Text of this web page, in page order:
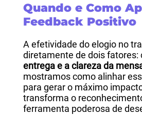
Quando e Como
Feedback Positivo
A efetividade do elogio no
diretamente de dois fatores:
entrega e a clareza da
mostramos como alinhar
para gerar o máximo
transforma o
ferramenta poderosa de